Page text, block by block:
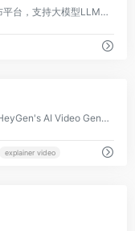
AI开搭是专业AI机器人应用搭建发布平台，支持大模型LLM切换/知识库/插件/工作流配置，一键发布到自己的网站/飞书/微信/钉钉群等场景，任何个人/企业/开发者都无需编程通过开搭创建发布AI应用并分享赚钱，把想法/知识/技能变成下一代AI应用。
Create customized videos using HeyGen's AI Video Generator, turning scripts into talking videos with customizable AI avatars in minutes, without a camera or crew.
explainer video